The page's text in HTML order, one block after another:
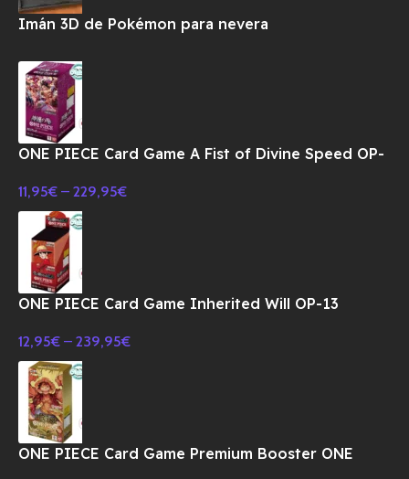
Imán 3D de Pokémon para nevera
ONE PIECE Card Game A Fist of Divine Speed OP-
11,95€ – 229,95€
ONE PIECE Card Game Inherited Will OP-13
12,95€ – 239,95€
ONE PIECE Card Game Premium Booster ONE